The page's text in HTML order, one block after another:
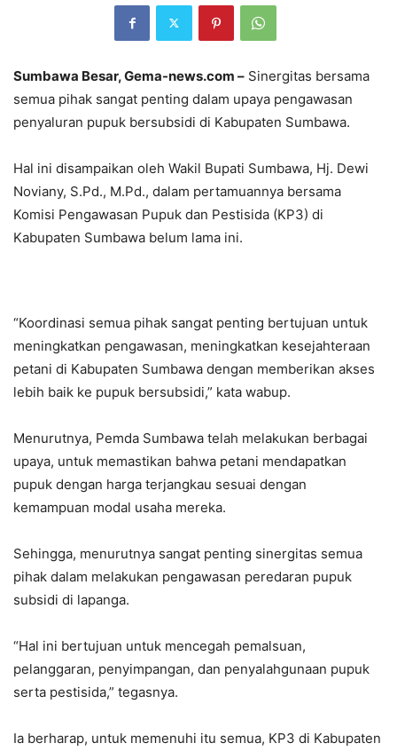
Sumbawa Besar, Gema-news.com – Sinergitas bersama
semua pihak sangat penting dalam upaya pengawasan
penyaluran pupuk bersubsidi di Kabupaten Sumbawa.
Hal ini disampaikan oleh Wakil Bupati Sumbawa, Hj. Dewi
Noviany, S.Pd., M.Pd., dalam pertamuannya bersama
Komisi Pengawasan Pupuk dan Pestisida (KP3) di
Kabupaten Sumbawa belum lama ini.
“Koordinasi semua pihak sangat penting bertujuan untuk
meningkatkan pengawasan, meningkatkan kesejahteraan
petani di Kabupaten Sumbawa dengan memberikan akses
lebih baik ke pupuk bersubsidi,” kata wabup.
Menurutnya, Pemda Sumbawa telah melakukan berbagai
upaya, untuk memastikan bahwa petani mendapatkan
pupuk dengan harga terjangkau sesuai dengan
kemampuan modal usaha mereka.
Sehingga, menurutnya sangat penting sinergitas semua
pihak dalam melakukan pengawasan peredaran pupuk
subsidi di lapanga.
“Hal ini bertujuan untuk mencegah pemalsuan,
pelanggaran, penyimpangan, dan penyalahgunaan pupuk
serta pestisida,” tegasnya.
Ia berharap, untuk memenuhi itu semua, KP3 di Kabupaten